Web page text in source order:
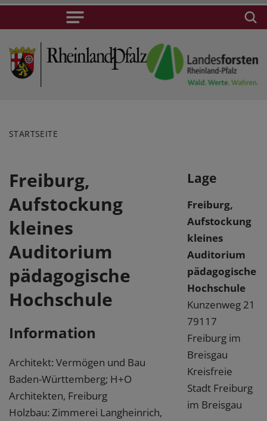
STARTSEITE
Freiburg,
Aufstockung
kleines
Auditorium
pädagogische
Hochschule
Information
Architekt: Vermögen und Bau
Baden-Württemberg; H+O
Architekten, Freiburg
Holzbau: Zimmerei Langheinrich,
Lage
Freiburg,
Aufstockung
kleines
Auditorium
pädagogische
Hochschule
Kunzenweg 21
79117
Freiburg im
Breisgau
Kreisfreie
Stadt Freiburg
im Breisgau